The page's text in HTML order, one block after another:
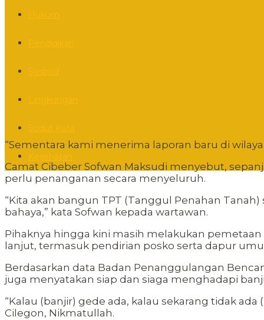
“Sementara kami menerima laporan baru di
Camat Cibeber Sofwan Maksudi menyebut,
perlu penanganan secara menyeluruh.
“Kita akan bangun TPT (Tanggul Penahan
bahaya,” kata Sofwan kepada wartawan.
Pihaknya hingga kini masih melakukan
lanjut, termasuk pendirian posko serta dapur
Berdasarkan data Badan Penanggulangan
juga menyatakan siap dan siaga menghadapi
“Kalau (banjir) gede ada, kalau sekarang tidak
Cilegon, Nikmatullah.